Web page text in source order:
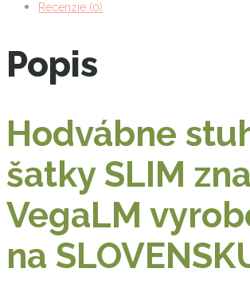
Recenzie (0)
Popis
Hodvábne
šatky SLIM
VegaLM
na